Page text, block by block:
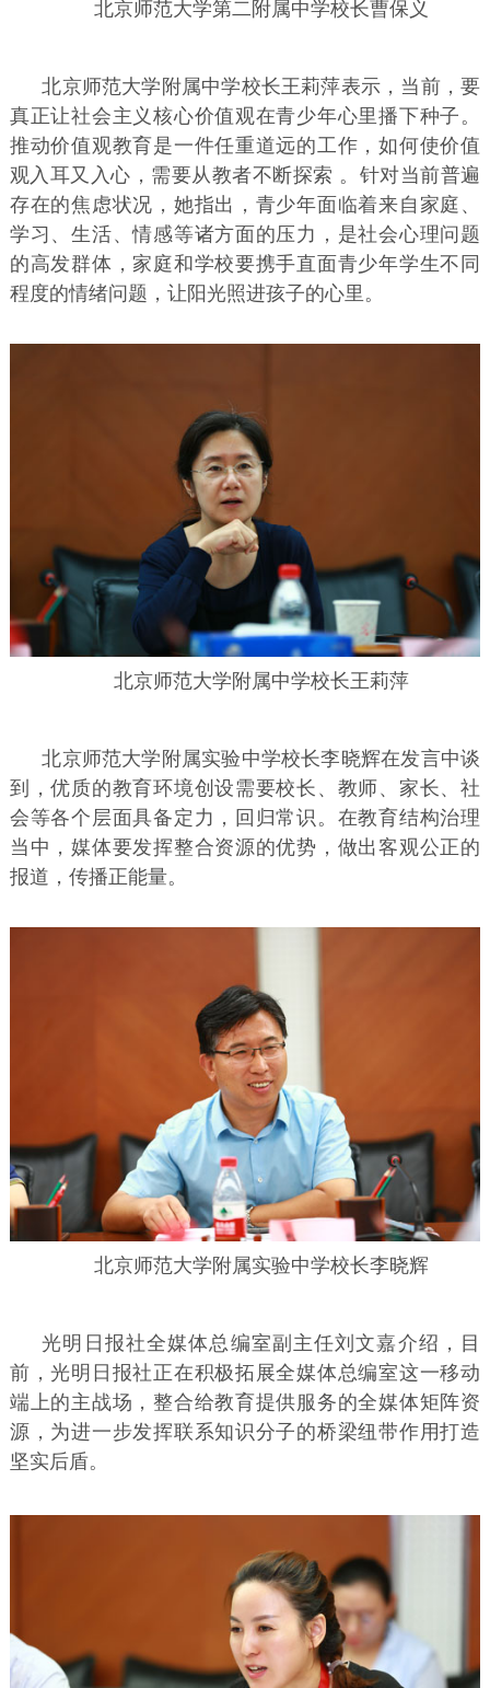
北京师范大学第二附属中学校长曹保义
北京师范大学附属中学校长王莉萍表示，当前，要
真正让社会主义核心价值观在青少年心里播下种子。
推动价值观教育是一件任重道远的工作，如何使价值
观入耳又入心，需要从教者不断探索 。针对当前普遍
存在的焦虑状况，她指出，青少年面临着来自家庭、
学习、生活、情感等诸方面的压力，是社会心理问题
的高发群体，家庭和学校要携手直面青少年学生不同
程度的情绪问题，让阳光照进孩子的心里。
北京师范大学附属中学校长王莉萍
北京师范大学附属实验中学校长李晓辉在发言中谈
到，优质的教育环境创设需要校长、教师、家长、社
会等各个层面具备定力，回归常识。在教育结构治理
当中，媒体要发挥整合资源的优势，做出客观公正的
报道，传播正能量。
北京师范大学附属实验中学校长李晓辉
光明日报社全媒体总编室副主任刘文嘉介绍，目
前，光明日报社正在积极拓展全媒体总编室这一移动
端上的主战场，整合给教育提供服务的全媒体矩阵资
源，为进一步发挥联系知识分子的桥梁纽带作用打造
坚实后盾。